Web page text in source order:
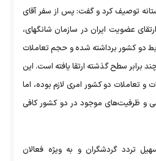
توصیف کرد و گفت: پس از سفر آقای
عضویت ایران در سازمان شانگهای،
دو کشور برداشته شده و حجم تعاملات
برابر سطح گذشته ارتقا یافته است. این
و تعاملات دو کشور امری لازم بوده، اما
و ظرفیت‌های موجود در دو کشور کافی
تردد گردشگران و به ویژه فعالان